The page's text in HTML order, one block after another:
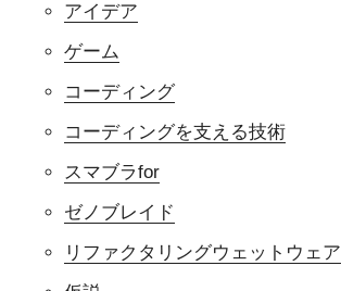
アイデア
ゲーム
コーディング
コーディングを支える技術
スマブラfor
ゼノブレイド
リファクタリングウェットウェア